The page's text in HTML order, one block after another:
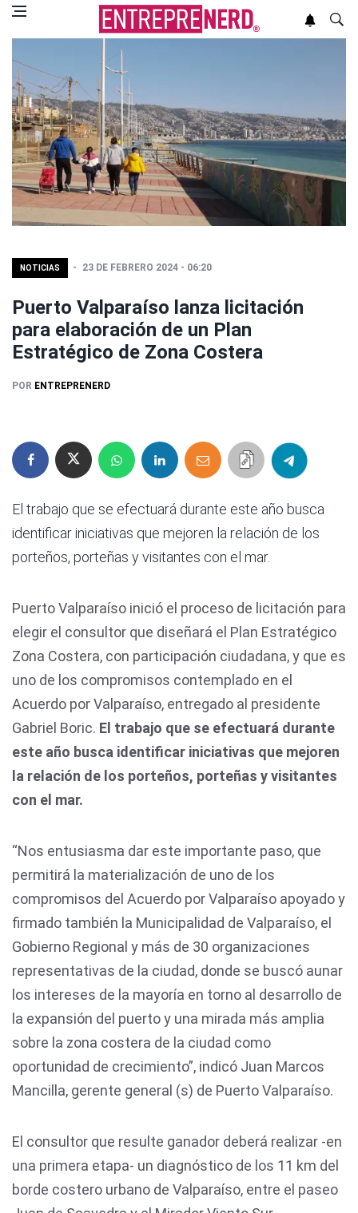
NOTICIAS 23 DE FEBRERO 2024 - 06:20
Puerto Valparaíso lanza licitación
para elaboración de un Plan
Estratégico de Zona Costera
POR ENTREPRENERD
El trabajo que se efectuará durante este año busca
identificar iniciativas que mejoren la relación de los
porteños, porteñas y visitantes con el mar.
Puerto Valparaíso inició el proceso de licitación para
elegir el consultor que diseñará el Plan Estratégico
Zona Costera, con participación ciudadana, y que es
uno de los compromisos contemplado en el
Acuerdo por Valparaíso, entregado al presidente
Gabriel Boric. El trabajo que se efectuará durante
este año busca identificar iniciativas que mejoren
la relación de los porteños, porteñas y visitantes
con el mar.
“Nos entusiasma dar este importante paso, que
permitirá la materialización de uno de los
compromisos del Acuerdo por Valparaíso apoyado y
firmado también la Municipalidad de Valparaíso, el
Gobierno Regional y más de 30 organizaciones
representativas de la ciudad, donde se buscó aunar
los intereses de la mayoría en torno al desarrollo de
la expansión del puerto y una mirada más amplia
sobre la zona costera de la ciudad como
oportunidad de crecimiento”, indicó Juan Marcos
Mancilla, gerente general (s) de Puerto Valparaíso.
El consultor que resulte ganador deberá realizar -en
una primera etapa- un diagnóstico de los 11 km del
borde costero urbano de Valparaíso, entre el paseo